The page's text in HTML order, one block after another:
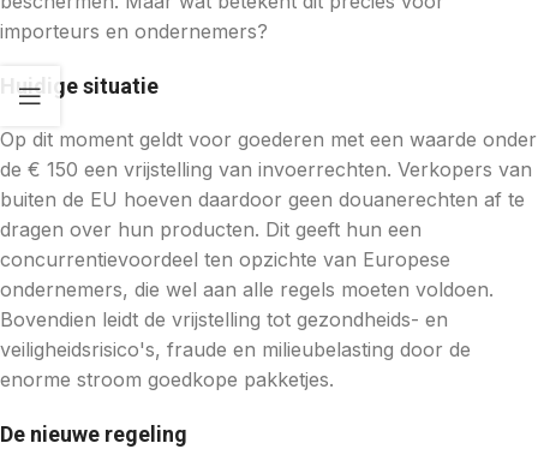
importeurs en ondernemers?
Huidige situatie
Op dit moment geldt voor goederen met een waarde onder
de € 150 een vrijstelling van invoerrechten. Verkopers van
buiten de EU hoeven daardoor geen douanerechten af te
dragen over hun producten. Dit geeft hun een
concurrentievoordeel ten opzichte van Europese
ondernemers, die wel aan alle regels moeten voldoen.
Bovendien leidt de vrijstelling tot gezondheids- en
veiligheidsrisico's, fraude en milieubelasting door de
enorme stroom goedkope pakketjes.
De nieuwe regeling